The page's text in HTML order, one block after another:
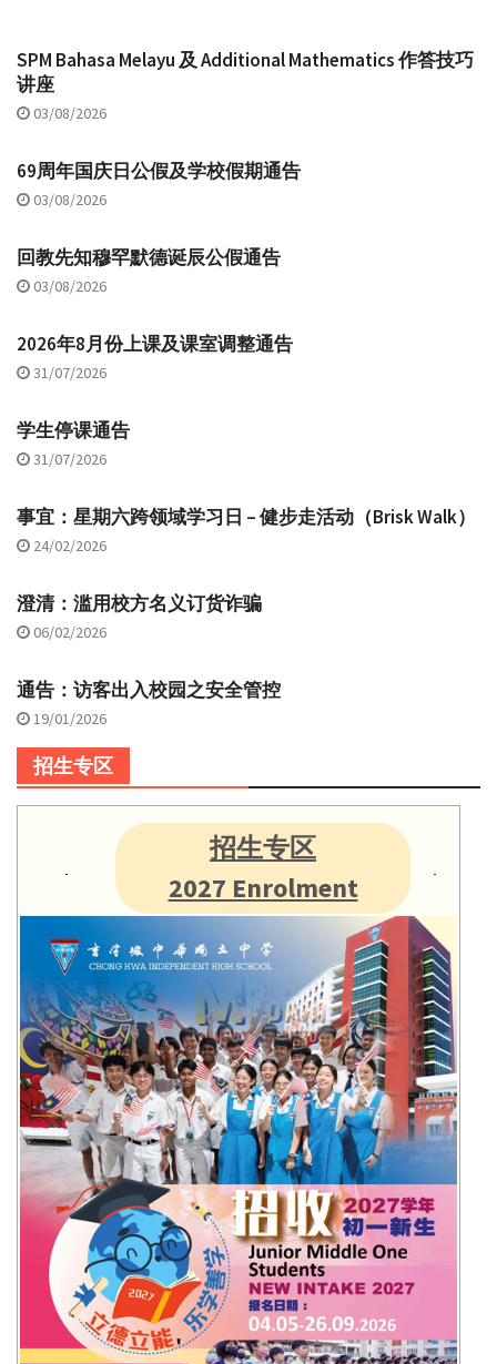
SPM Bahasa Melayu 及 Additional Mathematics 作答技巧
讲座
03/08/2026
69周年国庆日公假及学校假期通告
03/08/2026
回教先知穆罕默德诞辰公假通告
03/08/2026
2026年8月份上课及课室调整通告
31/07/2026
学生停课通告
31/07/2026
事宜：星期六跨领域学习日 – 健步走活动（Brisk Walk）
24/02/2026
澄清：滥用校方名义订货诈骗
06/02/2026
通告：访客出入校园之安全管控
19/01/2026
招生专区
招生专区
2027 Enrolment